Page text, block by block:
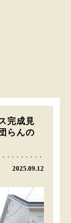
完成見
らんの
2025.09.12